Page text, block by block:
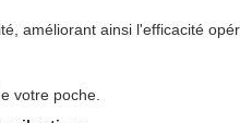
améliorant ainsi l'efficacité
votre poche.